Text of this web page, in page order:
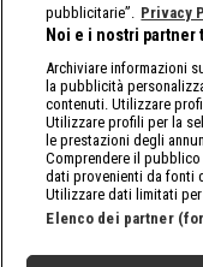
pubblicitarie”. Privacy
Noi e i nostri
Archiviare informazioni
la pubblicità
contenuti. Utilizzare
Utilizzare profili per la
le prestazioni degli
Comprendere il
dati provenienti da fonti
Utilizzare dati limitati
Elenco dei partner